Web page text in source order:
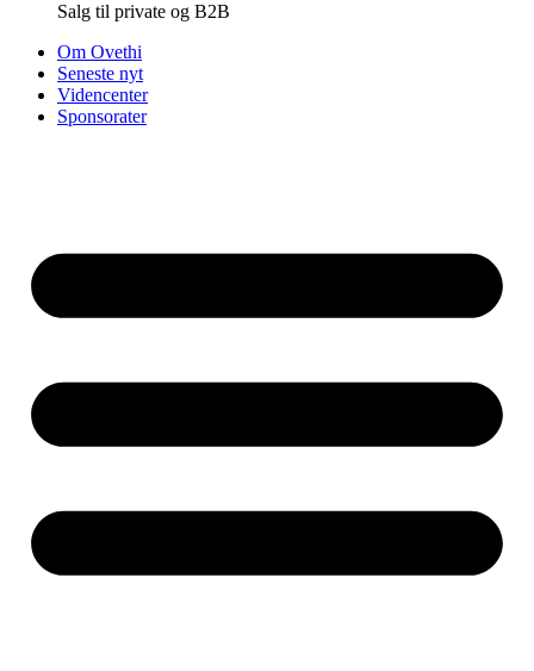
Salg til private og B2B
Om Ovethi
Seneste nyt
Videncenter
Sponsorater